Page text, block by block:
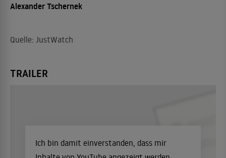
Alexander Tschernek
Quelle: JustWatch
TRAILER
Ich bin damit einverstanden, dass mir